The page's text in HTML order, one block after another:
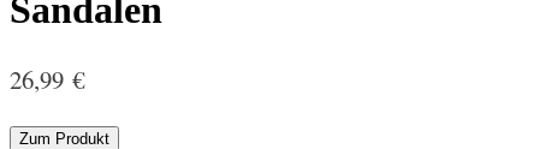
Sandalen
26,99 €
Zum Produkt